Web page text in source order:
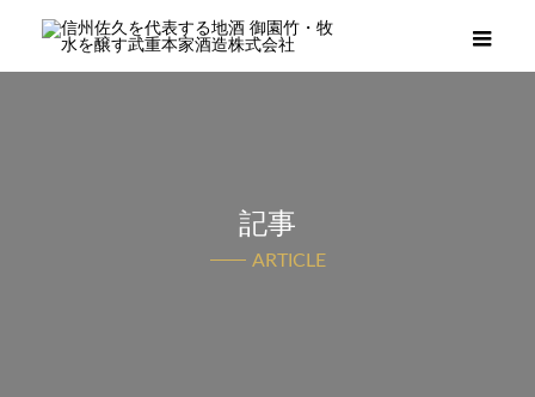
記事
ARTICLE